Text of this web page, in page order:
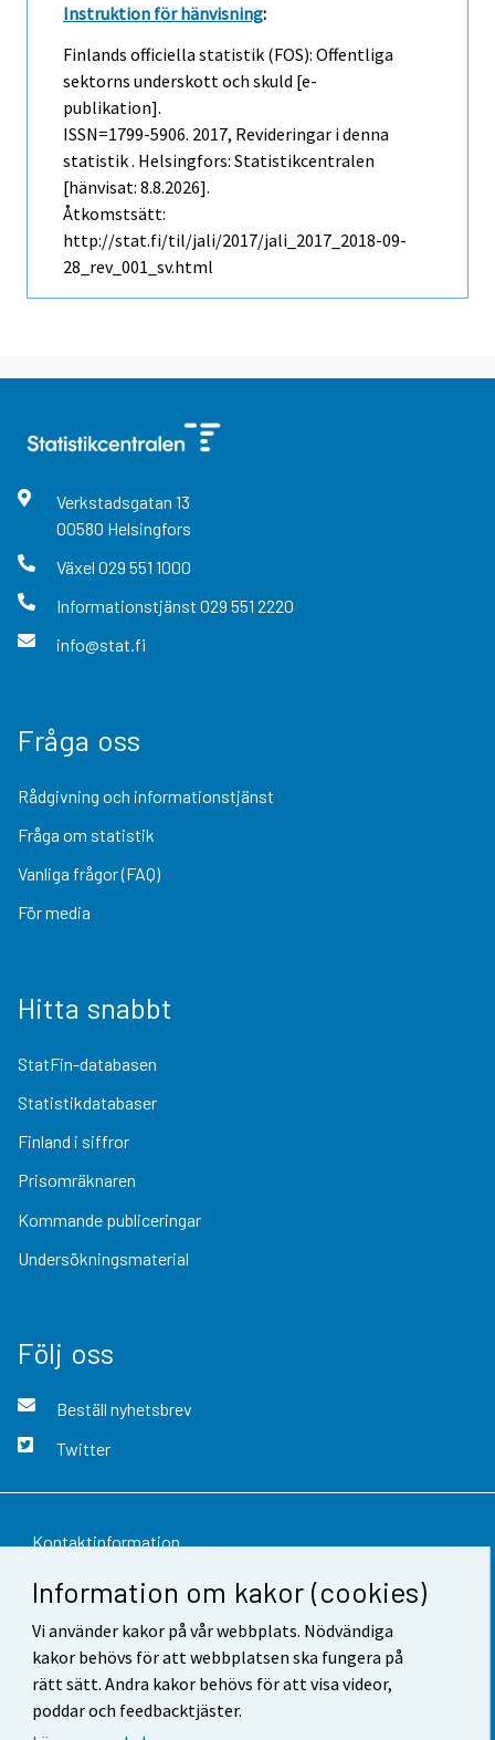
Information om kakor (cookies)
Vi använder kakor på vår webbplats. Nödvändiga
kakor behövs för att webbplatsen ska fungera på
rätt sätt. Andra kakor behövs för att visa videor,
poddar och feedbacktjäster.
Instruktion för hänvisning:
Finlands officiella statistik (FOS): Offentliga
sektorns underskott och skuld [e-
publikation].
ISSN=1799-5906. 2017, Revideringar i denna
statistik . Helsingfors: Statistikcentralen
[hänvisat: 8.8.2026].
Åtkomstsätt:
http://stat.fi/til/jali/2017/jali_2017_2018-09-
28_rev_001_sv.html
Verkstadsgatan 13
00580 Helsingfors
Växel 029 551 1000
Informationstjänst 029 551 2220
info@stat.fi
Fråga oss
Rådgivning och informationstjänst
Fråga om statistik
Vanliga frågor (FAQ)
För media
Hitta snabbt
StatFin-databasen
Statistikdatabaser
Finland i siffror
Prisomräknaren
Kommande publiceringar
Undersökningsmaterial
Följ oss
Beställ nyhetsbrev
Twitter
Kontaktinformation
Respons
Användarvillkor
Dataskydd
Tillgänglighet